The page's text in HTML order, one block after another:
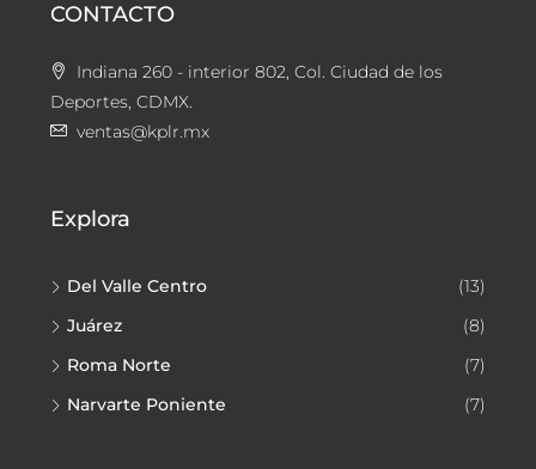
CONTACTO
Indiana 260 - interior 802, Col. Ciudad de los
Deportes, CDMX.
ventas@kplr.mx
Explora
Del Valle Centro
(13)
Juárez
(8)
Roma Norte
(7)
Narvarte Poniente
(7)